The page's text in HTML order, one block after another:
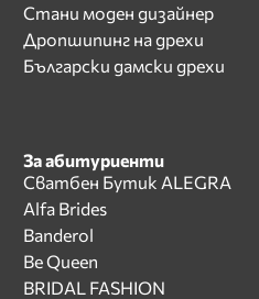
Стани моден дизайнер
Дропшипинг на дрехи
Български дамски дрехи
За абитуриенти
Сватбен Бутик ALEGRA
Alfa Brides
Banderol
Be Queen
BRIDAL FASHION